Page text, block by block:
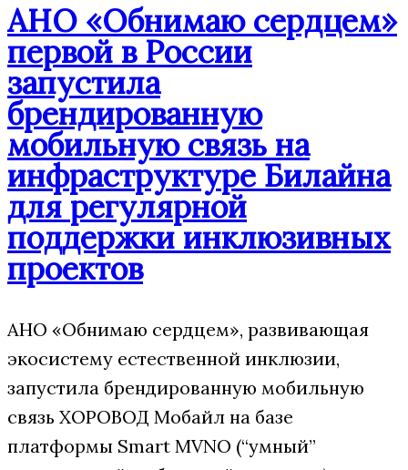
АНО «Обнимаю сердцем»
первой в России
запустила
брендированную
мобильную связь на
инфраструктуре Билайна
для регулярной
поддержки инклюзивных
проектов
АНО «Обнимаю сердцем», развивающая
экосистему естественной инклюзии,
запустила брендированную мобильную
связь ХОРОВОД Мобайл на базе
платформы Smart MVNO (“умный”